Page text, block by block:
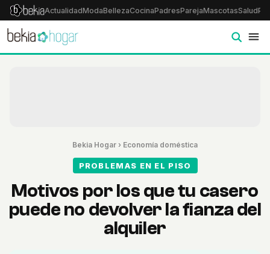
ActualidadModaBellezaCocinaPadresParejaMascotasSalud
Bekia Hogar › Economía doméstica
PROBLEMAS EN EL PISO
Motivos por los que tu casero
puede no devolver la fianza del
alquiler